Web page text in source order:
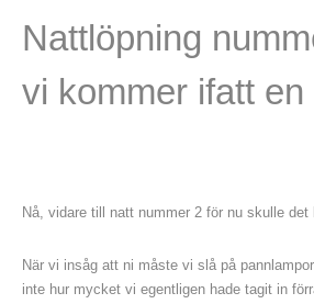
Nattlöpning
vi kommer ifatt en
Nå, vidare till natt nummer 2 för nu skulle det
När vi insåg att ni måste vi slå på
inte hur mycket vi egentligen hade tagit in